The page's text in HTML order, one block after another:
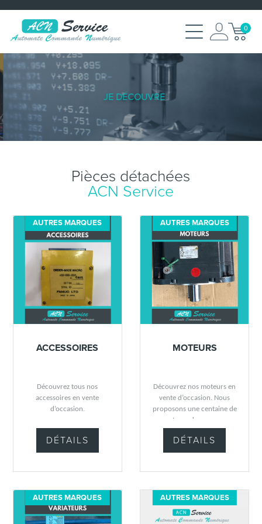
0
JE DÉCOUVRE
Pièces détachées
ACN Service
AUTRES MARQUES
ACCESSOIRES
Découvrez tous nos
accessoires en vente
d’occasion.
DÉTAILS
AUTRES MARQUES
MOTEURS
Découvrez nos moteurs en
vente d’occasion. Nous
proposons une centaine de
moteurs de marques
Gettys, Parvex, Fanuc,
Indramat, Num) que ce
moteurs classiques.
DÉTAILS
AUTRES MARQUES AUTRES MARQUES